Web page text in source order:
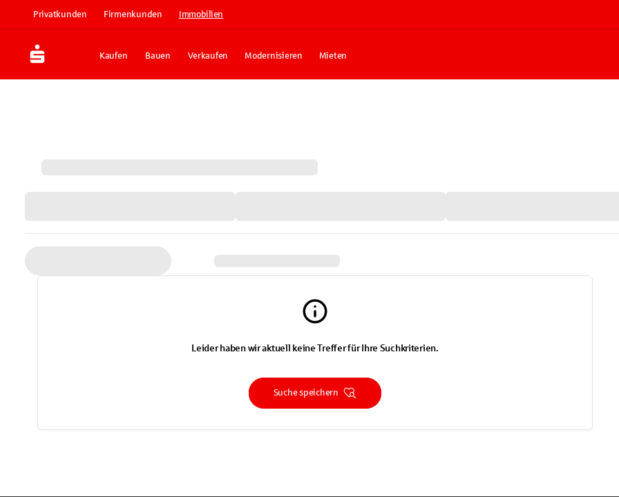
Privatkunden Firmenkunden Immobilien
Kaufen Bauen Verkaufen Modernisieren Mieten
Leider haben wir aktuell keine Treffer für Ihre Suchkriterien.
Suche speichern